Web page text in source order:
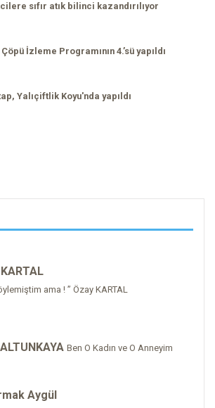
sıfır atık bilinci kazandırılıyor
İzleme Programının 4.’sü yapıldı
Yalıçiftlik Koyu'nda yapıldı
ama ! ” Özay KARTAL
Ben O Kadın ve O Anneyim
Aygül